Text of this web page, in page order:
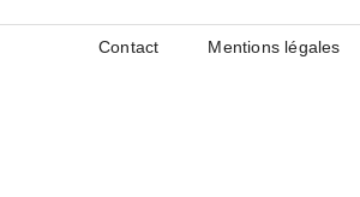
Contact Mentions légales